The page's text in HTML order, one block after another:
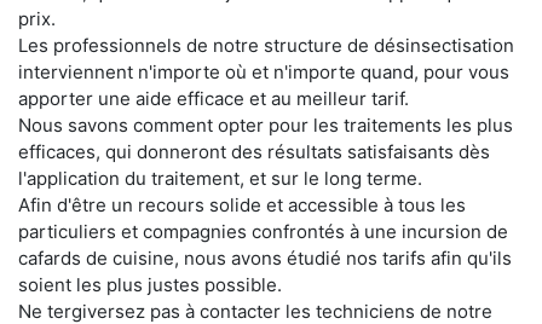
prix.
Les professionnels de notre structure de désinsectisation
interviennent n'importe où et n'importe quand, pour vous
apporter une aide efficace et au meilleur tarif.
Nous savons comment opter pour les traitements les plus
efficaces, qui donneront des résultats satisfaisants dès
l'application du traitement, et sur le long terme.
Afin d'être un recours solide et accessible à tous les
particuliers et compagnies confrontés à une incursion de
cafards de cuisine, nous avons étudié nos tarifs afin qu'ils
soient les plus justes possible.
Ne tergiversez pas à contacter les techniciens de notre